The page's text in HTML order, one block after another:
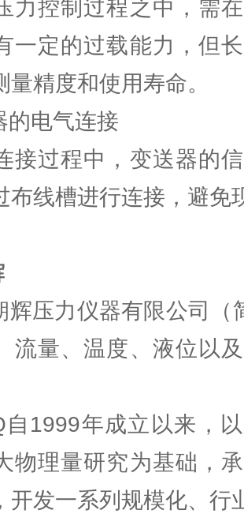
力控制过程之中，需
一定的过载能力，但
量精度和使用寿命。
的电气连接
接过程中，变送器的
布线槽进行连接，避免
辉压力仪器有限公司（
流量、温度、液位以
自1999年成立以来，
物理量研究为基础，
开发一系列规模化、行